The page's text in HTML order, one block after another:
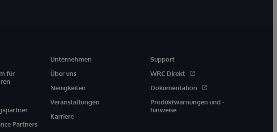
für
Partners
Unternehmen
Über uns
Neuigkeiten
Veranstaltungen
Karriere
Support
WRC Direkt
Dokumentation
Produktwarnungen und -
hinweise